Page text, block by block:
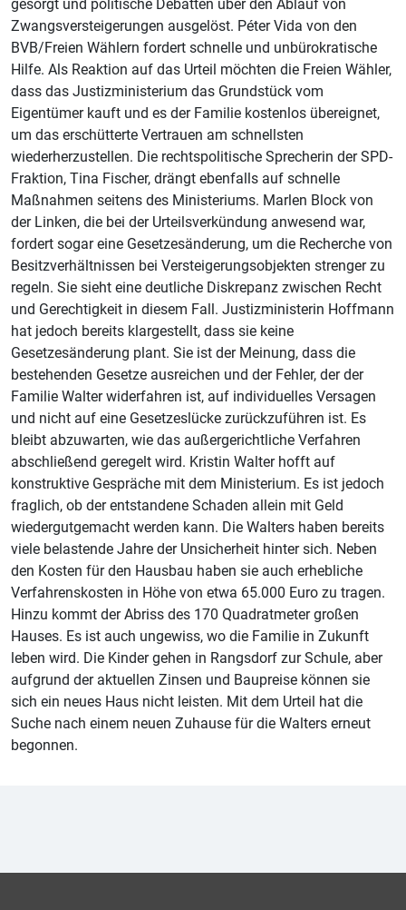
gesorgt und politische Debatten über den Ablauf von
Zwangsversteigerungen ausgelöst. Péter Vida von den
BVB/Freien Wählern fordert schnelle und unbürokratische
Hilfe. Als Reaktion auf das Urteil möchten die Freien Wähler,
dass das Justizministerium das Grundstück vom
Eigentümer kauft und es der Familie kostenlos übereignet,
um das erschütterte Vertrauen am schnellsten
wiederherzustellen. Die rechtspolitische Sprecherin der SPD-
Fraktion, Tina Fischer, drängt ebenfalls auf schnelle
Maßnahmen seitens des Ministeriums. Marlen Block von
der Linken, die bei der Urteilsverkündung anwesend war,
fordert sogar eine Gesetzesänderung, um die Recherche von
Besitzverhältnissen bei Versteigerungsobjekten strenger zu
regeln. Sie sieht eine deutliche Diskrepanz zwischen Recht
und Gerechtigkeit in diesem Fall. Justizministerin Hoffmann
hat jedoch bereits klargestellt, dass sie keine
Gesetzesänderung plant. Sie ist der Meinung, dass die
bestehenden Gesetze ausreichen und der Fehler, der der
Familie Walter widerfahren ist, auf individuelles Versagen
und nicht auf eine Gesetzeslücke zurückzuführen ist. Es
bleibt abzuwarten, wie das außergerichtliche Verfahren
abschließend geregelt wird. Kristin Walter hofft auf
konstruktive Gespräche mit dem Ministerium. Es ist jedoch
fraglich, ob der entstandene Schaden allein mit Geld
wiedergutgemacht werden kann. Die Walters haben bereits
viele belastende Jahre der Unsicherheit hinter sich. Neben
den Kosten für den Hausbau haben sie auch erhebliche
Verfahrenskosten in Höhe von etwa 65.000 Euro zu tragen.
Hinzu kommt der Abriss des 170 Quadratmeter großen
Hauses. Es ist auch ungewiss, wo die Familie in Zukunft
leben wird. Die Kinder gehen in Rangsdorf zur Schule, aber
aufgrund der aktuellen Zinsen und Baupreise können sie
sich ein neues Haus nicht leisten. Mit dem Urteil hat die
Suche nach einem neuen Zuhause für die Walters erneut
begonnen.